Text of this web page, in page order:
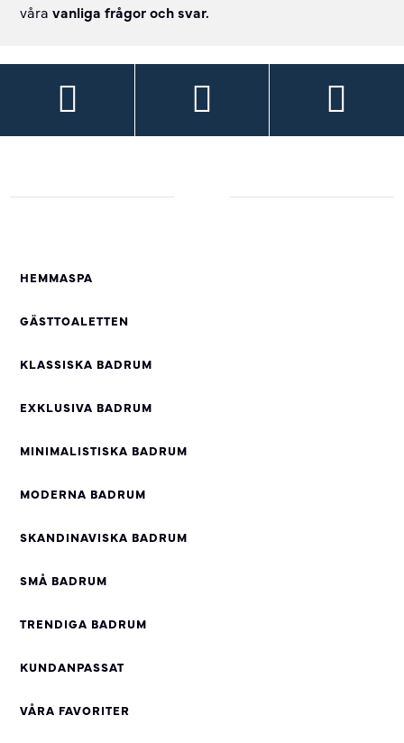
våra vanliga frågor och svar.
HEMMASPA
GÄSTTOALETTEN
KLASSISKA BADRUM
EXKLUSIVA BADRUM
MINIMALISTISKA BADRUM
MODERNA BADRUM
SKANDINAVISKA BADRUM
SMÅ BADRUM
TRENDIGA BADRUM
KUNDANPASSAT
VÅRA FAVORITER